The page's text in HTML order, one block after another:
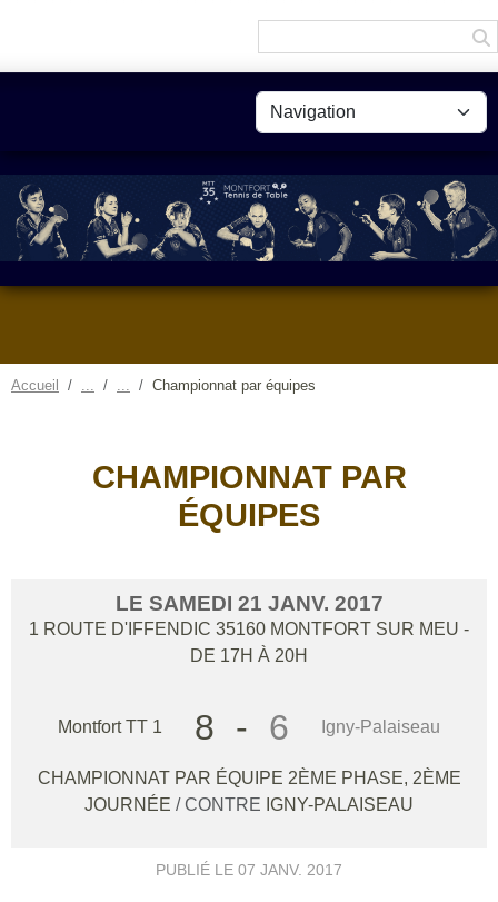
Accueil Championnat par équipes
CHAMPIONNAT PAR
ÉQUIPES
LE SAMEDI 21 JANV. 2017
1 ROUTE D'IFFENDIC 35160 MONTFORT SUR MEU -
DE 17H À 20H
Montfort TT 1 8 - 6 Igny-Palaiseau
CHAMPIONNAT PAR ÉQUIPE 2ÈME PHASE, 2ÈME
JOURNÉE / CONTRE IGNY-PALAISEAU
PUBLIÉ LE 07 JANV. 2017